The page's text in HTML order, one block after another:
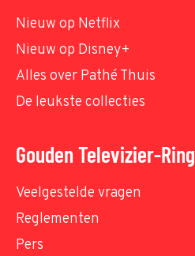
Nieuw op Netflix
Nieuw op Disney+
Alles over Pathé Thuis
De leukste collecties
Gouden Televizier-Ring
Veelgestelde vragen
Reglementen
Pers